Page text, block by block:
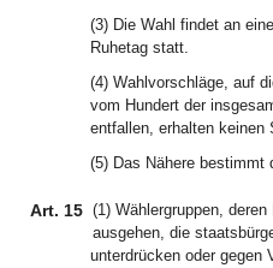
(3) Die Wahl findet an
Ruhetag statt.
(4) Wahlvorschläge, auf
vom Hundert der
entfallen, erhalten keinen
(5) Das Nähere bestimmt
Art. 15 (1) Wählergruppen,
ausgehen, die
unterdrücken oder gegen